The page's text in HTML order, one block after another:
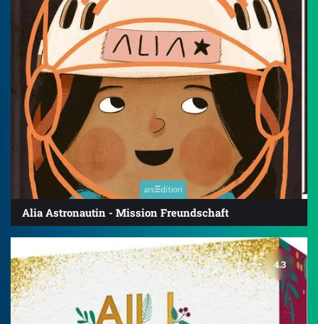
Alia Astronautin - Mission Freundschaft
4.3